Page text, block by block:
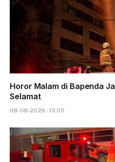
Horor Malam di Bapenda
Selamat
08-08-2026 - 13.05